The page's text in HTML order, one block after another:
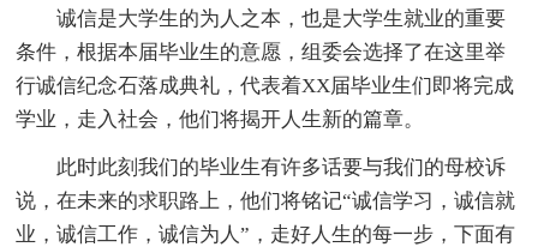
诚信是大学生的为人之本，也是大学生就业的重要
条件，根据本届毕业生的意愿，组委会选择了在这里举
行诚信纪念石落成典礼，代表着XX届毕业生们即将完成
学业，走入社会，他们将揭开人生新的篇章。
此时此刻我们的毕业生有许多话要与我们的母校诉
说，在未来的求职路上，他们将铭记“诚信学习，诚信就
业，诚信工作，诚信为人”，走好人生的每一步，下面有